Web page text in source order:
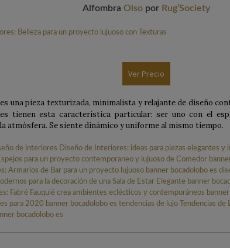
Alfombra Olsopor Rug’Society
Ver Precio
una pieza texturizada, minimalista y relajante de diseño
tienen esta característica particular: ser uno con el
atmósfera. Se siente dinámico y uniforme al mismo tiempo.